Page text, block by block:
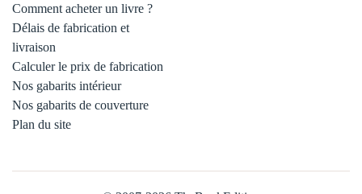
Comment acheter un livre ?
Délais de fabrication et
livraison
Calculer le prix de fabrication
Nos gabarits intérieur
Nos gabarits de couverture
Plan du site